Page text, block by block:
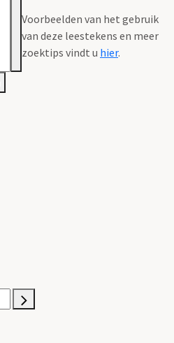
Voorbeelden van het gebruik
van deze leestekens en meer
zoektips vindt u hier.